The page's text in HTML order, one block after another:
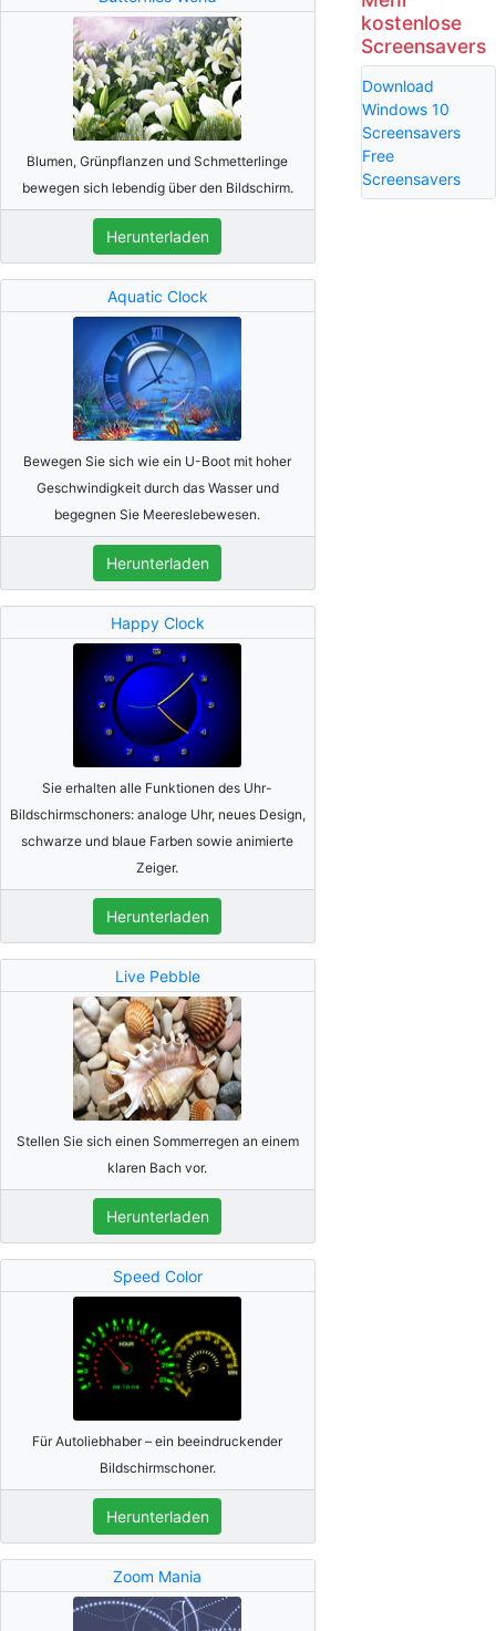
Blumen, Grünpflanzen und Schmetterlinge
bewegen sich lebendig über den Bildschirm.
Herunterladen
Aquatic Clock
Bewegen Sie sich wie ein U-Boot mit hoher
Geschwindigkeit durch das Wasser und
begegnen Sie Meereslebewesen.
Herunterladen
Happy Clock
Sie erhalten alle Funktionen des Uhr-
Bildschirmschoners: analoge Uhr, neues Design,
schwarze und blaue Farben sowie animierte
Zeiger.
Herunterladen
Live Pebble
Stellen Sie sich einen Sommerregen an einem
klaren Bach vor.
Herunterladen
Speed Color
Für Autoliebhaber – ein beeindruckender
Bildschirmschoner.
Herunterladen
Zoom Mania
kostenlose
Screensavers
Download
Windows 10
Screensavers
Free
Screensavers